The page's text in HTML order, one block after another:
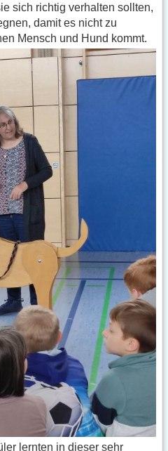
sich richtig verhalten sollten,
damit es nicht zu
Mensch und Hund kommt.
lernten in dieser sehr